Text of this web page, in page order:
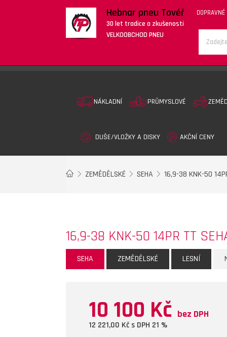
Hebnar pneu Tovéř
30 let tradice a zkušeností
VELKOOBCHOD PNEU
DOPRAVNÉ
NÁKLADNÍ PRŮMYSLOVÉ
DUŠE/VLOŽKY A DISKY AKČNÍ CENY
ZEMĚDĚLSKÉ SEHA 16,9-38 KNK-50
16,9-38 KNK-50 14PR TT
SEHA ZEMĚDĚLSKÉ LESNÍ
10 100 Kč bez DPH
12 221,00 Kč s DPH 21 %